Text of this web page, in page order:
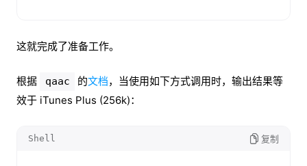
这就完成了准备工作。
根据 qaac 的文档，当使用如下方式调用时，输出结果等
效于 iTunes Plus (256k)：
Shell 复制